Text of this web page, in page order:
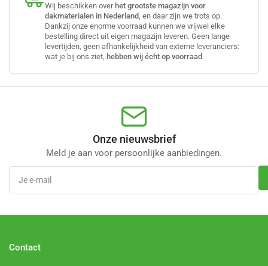
Wij beschikken overhet grootste magazijn voor
dakmaterialen in Nederland , en daar zijn we trots op.
Dankzij onze enorme voorraad kunnen we vrijwel elke
bestelling direct uit eigen magazijn leveren. Geen lange
levertijden, geen afhankelijkheid van externe leveranciers:
wat je bij ons ziet, hebben wij écht op voorraad.
Onze nieuwsbrief
Meld je aan voor persoonlijke aanbiedingen.
Je
mail
Contact